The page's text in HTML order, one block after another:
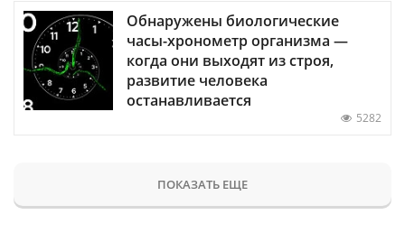
Обнаружены биологические
часы-хронометр организма —
когда они выходят из строя,
развитие человека
останавливается
5282
ПОКАЗАТЬ ЕЩЕ